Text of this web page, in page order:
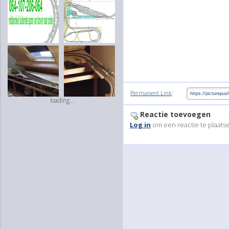
loading...
Permanent Link:
Reactie toevoegen
Log in om een reactie te